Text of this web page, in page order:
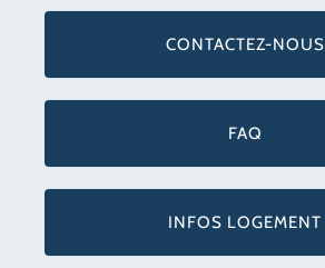
CONTACTEZ-NOUS
FAQ
INFOS LOGEMENT